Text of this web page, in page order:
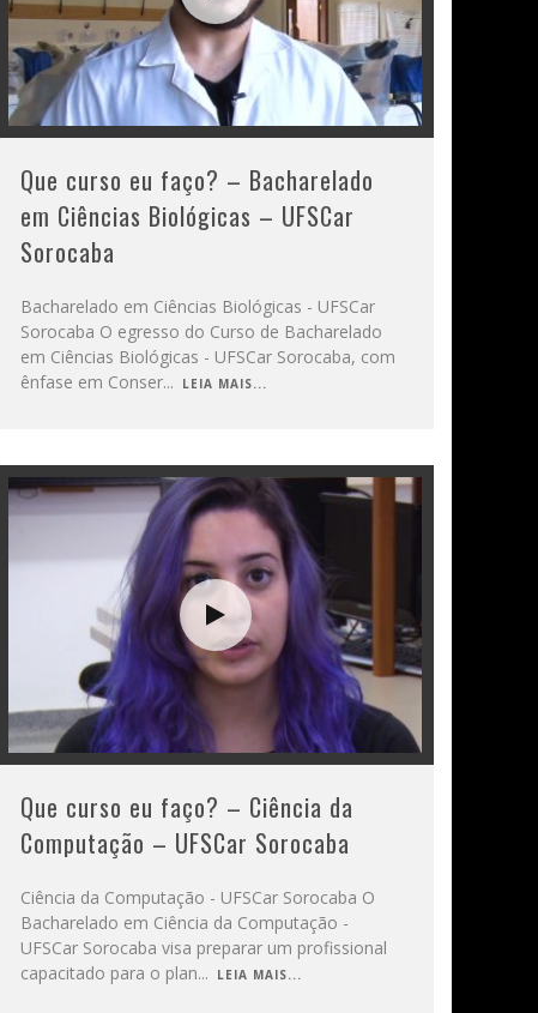
Que curso eu faço? – Bacharelado
em Ciências Biológicas – UFSCar
Sorocaba
Bacharelado em Ciências Biológicas - UFSCar
Sorocaba O egresso do Curso de Bacharelado
em Ciências Biológicas - UFSCar Sorocaba, com
ênfase em Conser... LEIA MAIS...
Que curso eu faço? – Ciência da
Computação – UFSCar Sorocaba
Ciência da Computação - UFSCar Sorocaba O
Bacharelado em Ciência da Computação -
UFSCar Sorocaba visa preparar um profissional
capacitado para o plan... LEIA MAIS...